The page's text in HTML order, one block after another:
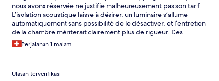
nous avons réservée ne justifie malheureusement pas son tarif.
L’isolation acoustique laisse à désirer, un luminaire s’allume
automatiquement sans possibilité de le désactiver, et l’entretien
de la chambre mériterait clairement plus de rigueur. Des
remontées d’odeur dans la salle de bain ont également été
désagréables. Pour couronner le tout, l’accueil à la réception
expérience plus que décevante. Heureusement cela n’a duré
qu’une seule nuit.
Perjalanan 1 malam
Ulasan terverifikasi